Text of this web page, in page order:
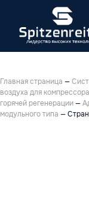
Главная страница —
воздуха для компрессора
горячей регенерации—
модульного типа —